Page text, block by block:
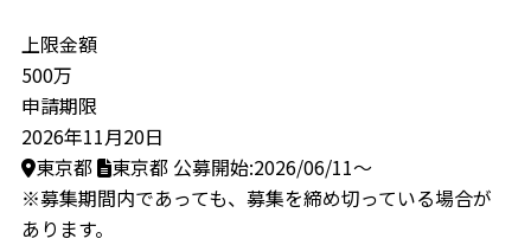
上限金額
500万
申請期限
2026年11月20日
東京都
東京都 公募開始:2026/06/11～
※募集期間内であっても、募集を締め切っている場合が
あります。